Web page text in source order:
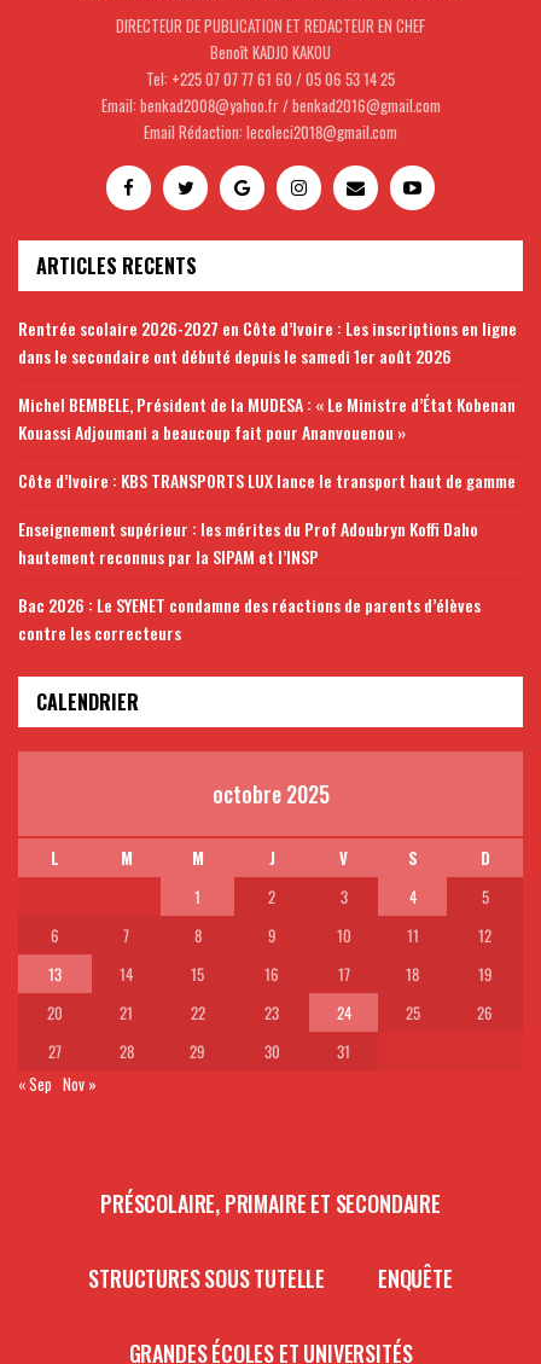
DIRECTEUR DE PUBLICATION ET REDACTEUR EN CHEF
Benoît KADJO KAKOU
Tel: +225 07 07 77 61 60 / 05 06 53 14 25
Email: benkad2008@yahoo.fr / benkad2016@gmail.com
Email Rédaction: lecoleci2018@gmail.com
ARTICLES RECENTS
Rentrée scolaire 2026-2027 en Côte d’Ivoire : Les inscriptions en ligne
dans le secondaire ont débuté depuis le samedi 1er août 2026
Michel BEMBELE, Président de la MUDESA : « Le Ministre d’État Kobenan
Kouassi Adjoumani a beaucoup fait pour Ananvouenou »
Côte d’Ivoire : KBS TRANSPORTS LUX lance le transport haut de gamme
Enseignement supérieur : les mérites du Prof Adoubryn Koffi Daho
hautement reconnus par la SIPAM et l’INSP
Bac 2026 : Le SYENET condamne des réactions de parents d’élèves
contre les correcteurs
CALENDRIER
octobre 2025
L M M J V S
D
1
2 3 4
5
6
7 8 9 10 11
12
13
14 15 16 17 18
19
20
21 22 23 24 25
26
27
28 29 30
31
« Sep Nov »
PRÉSCOLAIRE, PRIMAIRE ET SECONDAIRE
STRUCTURES SOUS TUTELLE ENQUÊTE
GRANDES ÉCOLES ET UNIVERSITÉS